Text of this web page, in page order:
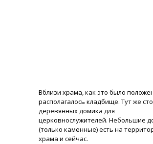
Вблизи храма, как это было
располагалось кладбище. Тут же
деревянных домика для
церковнослужителей. Небольшие
(только каменные) есть на
храма и сейчас.